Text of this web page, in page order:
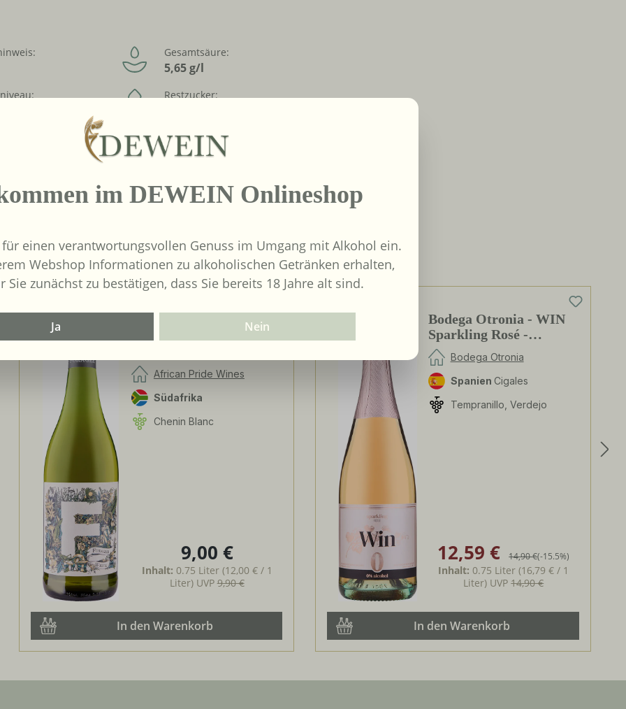
Gesamtsäure:
5,65 g/l
Restzucker:
Inverkehrbringer :
GmbH, DE 33829
Borgholzhausen
African Pride Wines -
Blanc / Grenache Blanc
African Pride Wines
Südafrika
Chenin Blanc
Regulärer Preis:
9,00 €
Inhalt: 0.75 Liter (12,00 € / 1
Liter) UVP9,90 €
In den Warenkorb
Bodega Otronia - WIN
Sparkling Rosé -
alkoholfrei
Bodega Otronia
Spanien Cigales
Tempranillo, Verdejo
Verkaufspreis:
12,59 € Regulärer Preis:
14,90 €(-15.5%)
Inhalt: 0.75 Liter(16,79 € / 1
Liter) UVP14,90 €
In den Warenkorb
im DEWEIN Onlineshop
einen verantwortungsvollen Genuss im Umgang mit Alkohol ein.
Webshop Informationen zu alkoholischen Getränken erhalten,
Sie zunächst zu bestätigen, dass Sie bereits 18 Jahre alt sind.
Ja Nein